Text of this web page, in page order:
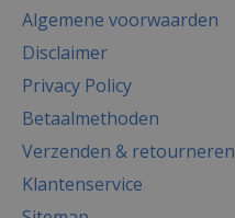
Algemene voorwaarden
Disclaimer
Privacy Policy
Betaalmethoden
Verzenden & retourneren
Klantenservice